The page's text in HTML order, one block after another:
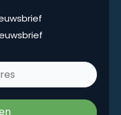
vers. Mis niks!